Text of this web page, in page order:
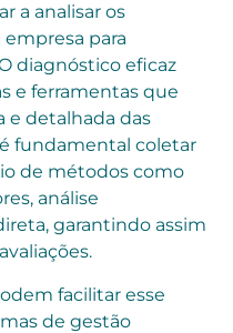
a analisar os
para
diagnóstico eficaz
e ferramentas que
e detalhada das
fundamental coletar
de métodos como
análise
garantindo assim
facilitar esse
de gestão